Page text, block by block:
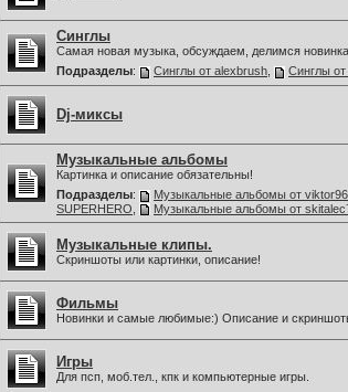
Синглы
Самая новая музыка, обсуждаем, делимся
Подразделы: Синглы от alexbrush Синглы
Dj-миксы
Музыкальные альбомы
Картинка и описание обязательны!
Подразделы: Музыкальные альбомы от
SUPERHERO
Музыкальные альбомы от
Музыкальные клипы.
Скриншоты или картинки, описание!
Фильмы
Новинки и самые любимые:) Описание и
Игры
Для псп, моб.тел., кпк и компьютерные игры.